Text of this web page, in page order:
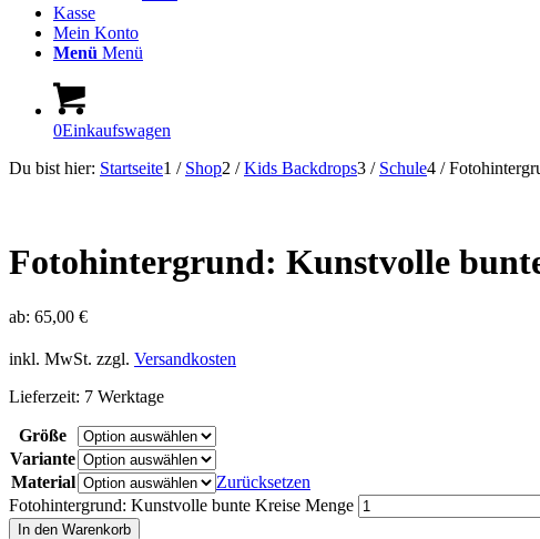
Kasse
Mein Konto
Menü Menü
0Einkaufswagen
Du bist hier: Startseite1 / Shop2 / Kids Backdrops3 / Schule4 /
Fotohintergrund: Kunstvolle
ab: 65,00 €
inkl. MwSt. zzgl. Versandkosten
Lieferzeit: 7 Werktage
Größe
Variante
Material
Zurücksetzen
Fotohintergrund: Kunstvolle bunte Kreise Menge
In den Warenkorb